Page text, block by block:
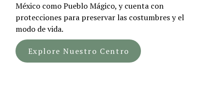
México como Pueblo Mágico, y cuenta con
protecciones para preservar las costumbres y el
modo de vida.
Explore Nuestro Centro